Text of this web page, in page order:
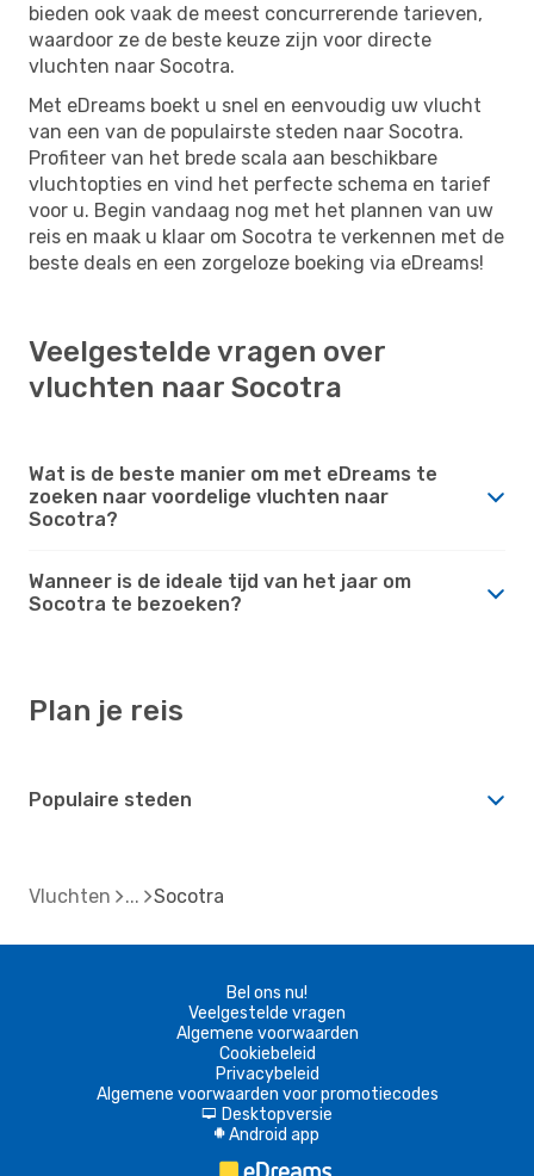
bieden ook vaak de meest concurrerende tarieven,
waardoor ze de beste keuze zijn voor directe
vluchten naar Socotra.
Met eDreams boekt u snel en eenvoudig uw vlucht
van een van de populairste steden naar Socotra.
Profiteer van het brede scala aan beschikbare
vluchtopties en vind het perfecte schema en tarief
voor u. Begin vandaag nog met het plannen van uw
reis en maak u klaar om Socotra te verkennen met de
beste deals en een zorgeloze boeking via eDreams!
Veelgestelde vragen over
vluchten naar Socotra
Wat is de beste manier om met eDreams te
zoeken naar voordelige vluchten naar
Socotra?
Wanneer is de ideale tijd van het jaar om
Socotra te bezoeken?
Plan je reis
Populaire steden
Vluchten Socotra
Bel ons nu!
Veelgestelde vragen
Algemene voorwaarden
Cookiebeleid
Privacybeleid
Algemene voorwaarden voor promotiecodes
d Desktopversie
A Android app